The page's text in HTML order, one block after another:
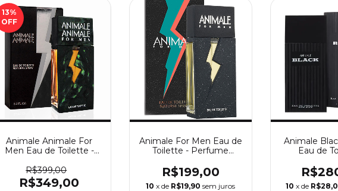
13%
OFF
Animale Animale For
Men Eau de Toilette -
Animale
R$399,00
R$349,00
Animale For Men Eau de
Toilette - Perfume
R$199,00
10 x de R$19,90 sem juros
Animale
Eau de
10 x de